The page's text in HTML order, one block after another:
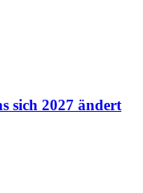
sich 2027 ändert